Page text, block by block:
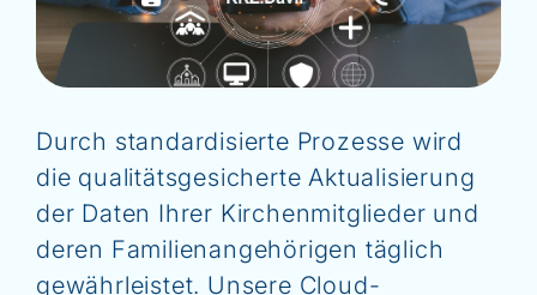
Durch standardisierte Prozesse wird
die qualitätsgesicherte Aktualisierung
der Daten Ihrer Kirchenmitglieder und
deren Familienangehörigen täglich
gewährleistet. Unsere Cloud-